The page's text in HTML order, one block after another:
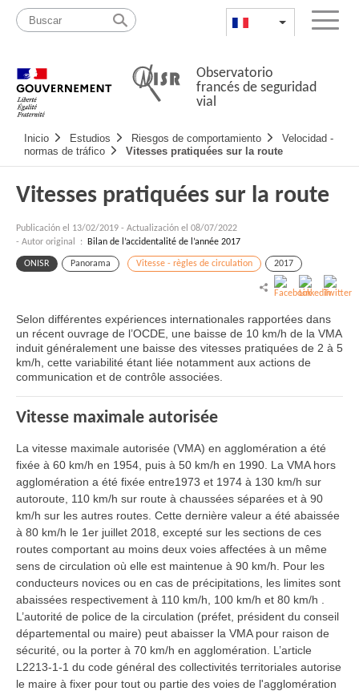
Pasar
contenido
Mapa
web
List additional
Menu
Observatorio
francés de seguridad
vial
Navigation
principale
Inicio Estudios Riesgos de comportamiento
Velocidad -
normas de tráfico
Vitesses pratiquées sur la route
Vitesses pratiquées sur la route
Publicación el 13/02/2019 - Actualización el 08/07/2022
- Autor original :
Bilan de l’accidentalité de l’année 2017
ONISR Panorama Vitesse - règles de circulation 2017
Selon différentes expériences internationales rapportées dans
un récent ouvrage de l’OCDE, une baisse de 10 km/h de la VMA
induit généralement une baisse des vitesses pratiquées de 2 à 5
km/h, cette variabilité étant liée notamment aux actions de
communication et de contrôle associées.
Vitesse maximale autorisée
La vitesse maximale autorisée (VMA) en agglomération a été
fixée à 60 km/h en 1954, puis à 50 km/h en 1990. La VMA hors
agglomération a été fixée entre1973 et 1974 à 130 km/h sur
autoroute, 110 km/h sur route à chaussées séparées et à 90
km/h sur les autres routes. Cette dernière valeur a été abaissée
à 80 km/h le 1er juillet 2018, excepté sur les sections de ces
routes comportant au moins deux voies affectées à un même
sens de circulation où elle est maintenue à 90 km/h. Pour les
conducteurs novices ou en cas de précipitations, les limites sont
abaissées respectivement à 110 km/h, 100 km/h et 80 km/h .
L’autorité de police de la circulation (préfet, président du conseil
départemental ou maire) peut abaisser la VMA pour raison de
sécurité, ou la porter à 70 km/h en agglomération. L’article
L2213-1-1 du code général des collectivités territoriales autorise
le maire à fixer pour tout ou partie des voies de l'agglomération